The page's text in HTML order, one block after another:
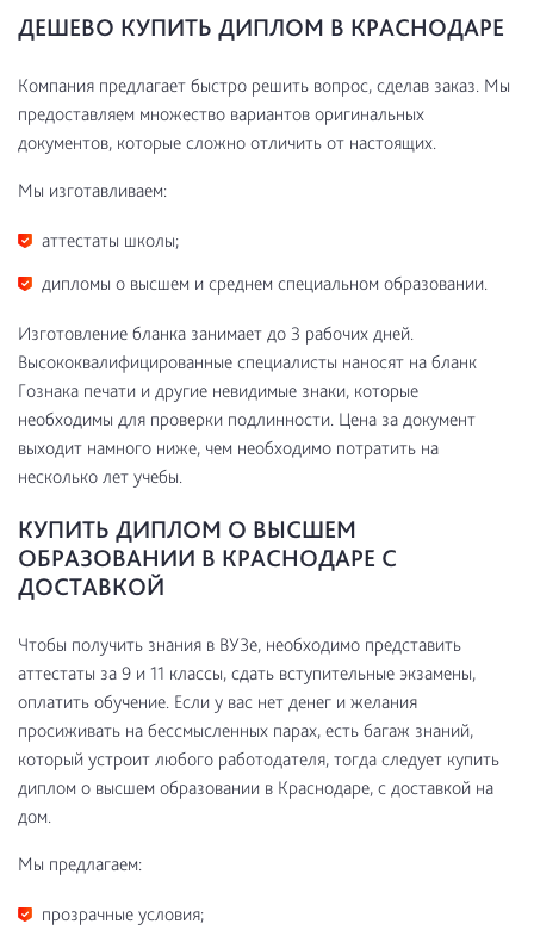
ДЕШЕВО КУПИТЬ ДИПЛОМ В КРАСНОДАРЕ
Компания предлагает быстро решить вопрос, сделав заказ. Мы
предоставляем множество вариантов оригинальных
документов, которые сложно отличить от настоящих.
Мы изготавливаем:
аттестаты школы;
дипломы о высшем и среднем специальном образовании.
Изготовление бланка занимает до 3 рабочих дней.
Высококвалифицированные специалисты наносят на бланк
Гознака печати и другие невидимые знаки, которые
необходимы для проверки подлинности. Цена за документ
выходит намного ниже, чем необходимо потратить на
несколько лет учебы.
КУПИТЬ ДИПЛОМ О ВЫСШЕМ
ОБРАЗОВАНИИ В КРАСНОДАРЕ С
ДОСТАВКОЙ
Чтобы получить знания в ВУЗе, необходимо представить
аттестаты за 9 и 11 классы, сдать вступительные экзамены,
оплатить обучение. Если у вас нет денег и желания
просиживать на бессмысленных парах, есть багаж знаний,
который устроит любого работодателя, тогда следует купить
диплом о высшем образовании в Краснодаре, с доставкой на
дом.
Мы предлагаем:
прозрачные условия;